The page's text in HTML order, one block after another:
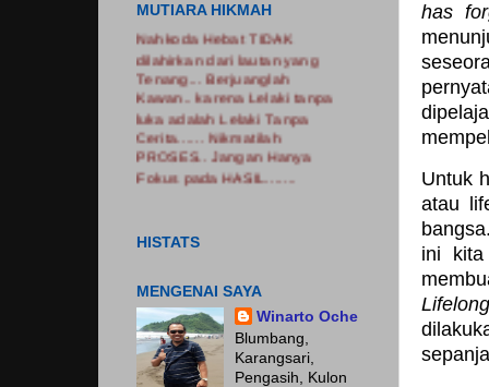
has
Untuk
atau
ini kita
MUTIARA HIKMAH
Nahkoda Hebat TIDAK
dilahirkan dari lautan yang
Tenang... Berjuanglah
Kawan.. karena Lelaki tanpa
luka adalah Lelaki Tanpa
Cerita...... Nikmatilah
PROSES.. Jangan Hanya
Fokus pada HASIL.......
HISTATS
MENGENAI SAYA
Winarto Oche
Blumbang,
Karangsari,
Pengasih, Kulon